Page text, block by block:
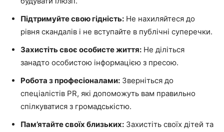
Підтримуйте свою гідність: Не нахиляйтеся до
рівня скандалів і не вступайте в публічні суперечки.
Захистіть своє особисте життя: Не діліться
занадто особистою інформацією з пресою.
Робота з професіоналами: Зверніться до
спеціалістів PR, які допоможуть вам правильно
спілкуватися з громадськістю.
Пам’ятайте своїх близьких: Захистіть своїх дітей та